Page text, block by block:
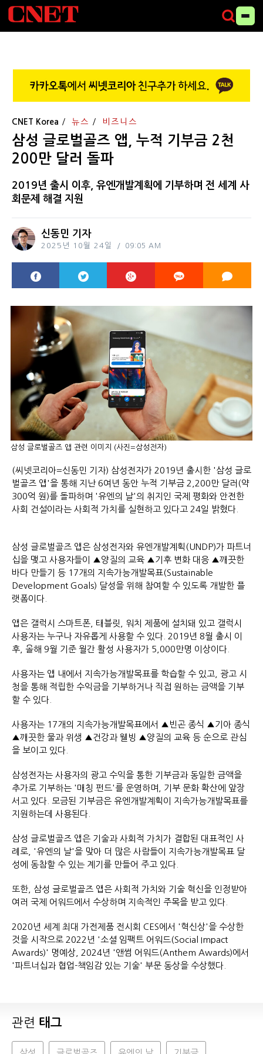
CNET Korea 뉴스 비즈니스
삼성 글로벌골즈 앱, 누적 기부금 2천
200만 달러 돌파
2019년 출시 이후, 유엔개발계획에 기부하며 전 세계 사
회문제 해결 지원
신동민 기자
2025년 10월 24일 09:05 AM
삼성 글로벌골즈 앱 관련 이미지 (사진=삼성전자)
(씨넷코리아=신동민 기자) 삼성전자가 2019년 출시한 '삼성 글로
벌골즈 앱'을 통해 지난 6여년 동안 누적 기부금 2,200만 달러(약
300억 원)를 돌파하며 '유엔의 날'의 취지인 국제 평화와 안전한
사회 건설이라는 사회적 가치를 실현하고 있다고 24일 밝혔다.
삼성 글로벌골즈 앱은 삼성전자와 유엔개발계획(UNDP)가 파트너
십을 맺고 사용자들이 ▲양질의 교육 ▲기후 변화 대응 ▲깨끗한
바다 만들기 등 17개의 지속가능개발목표(Sustainable
Development Goals) 달성을 위해 참여할 수 있도록 개발한 플
랫폼이다.
앱은 갤럭시 스마트폰, 태블릿, 워치 제품에 설치돼 있고 갤럭시
사용자는 누구나 자유롭게 사용할 수 있다. 2019년 8월 출시 이
후, 올해 9월 기준 월간 활성 사용자가 5,000만명 이상이다.
사용자는 앱 내에서 지속가능개발목표를 학습할 수 있고, 광고 시
청을 통해 적립한 수익금을 기부하거나 직접 원하는 금액을 기부
할 수 있다.
사용자는 17개의 지속가능개발목표에서 ▲빈곤 종식 ▲기아 종식
▲깨끗한 물과 위생 ▲건강과 웰빙 ▲양질의 교육 등 순으로 관심
을 보이고 있다.
삼성전자는 사용자의 광고 수익을 통한 기부금과 동일한 금액을
추가로 기부하는 '매칭 펀드'를 운영하며, 기부 문화 확산에 앞장
서고 있다. 모금된 기부금은 유엔개발계획이 지속가능개발목표를
지원하는데 사용된다.
삼성 글로벌골즈 앱은 기술과 사회적 가치가 결합된 대표적인 사
례로, '유엔의 날'을 맞아 더 많은 사람들이 지속가능개발목표 달
성에 동참할 수 있는 계기를 만들어 주고 있다.
또한, 삼성 글로벌골즈 앱은 사회적 가치와 기술 혁신을 인정받아
여러 국제 어워드에서 수상하며 지속적인 주목을 받고 있다.
2020년 세계 최대 가전제품 전시회 CES에서 '혁신상'을 수상한
것을 시작으로 2022년 '소셜 임팩트 어워드(Social Impact
Awards)' 명예상, 2024년 '앤썸 어워드(Anthem Awards)에서
'파트너십과 협업-책임감 있는 기술' 부문 동상을 수상했다.
관련 태그